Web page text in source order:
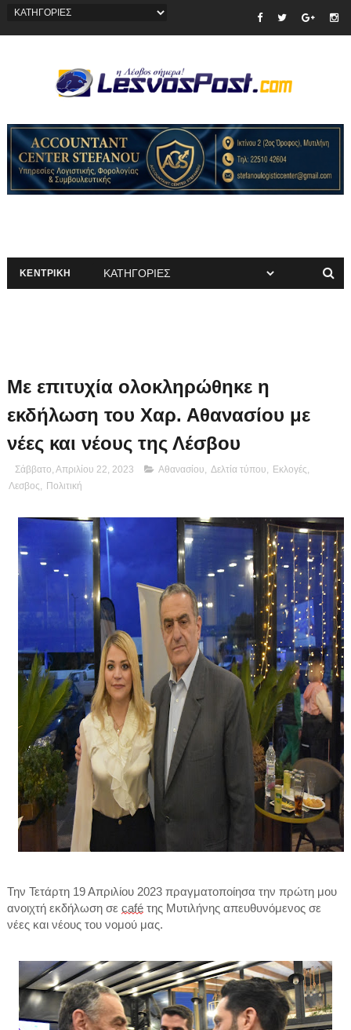
ΚΕΝΤΡΙΚΗ
Με επιτυχία ολοκληρώθηκε η
εκδήλωση του Χαρ. Αθανασίου με
νέες και νέους της Λέσβου
Σάββατο, Απριλίου 22, 2023 Αθανασίου Δελτία τύπου Εκλογές
Λεσβος
Πολιτική
Την Τετάρτη 19 Απριλίου 2023 πραγματοποίησα την πρώτη μου
ανοιχτή εκδήλωση σε café της Μυτιλήνης απευθυνόμενος σε
νέες και νέους του νομού μας.